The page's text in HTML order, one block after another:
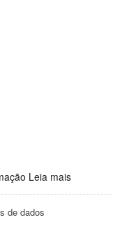
Leia mais
de dados